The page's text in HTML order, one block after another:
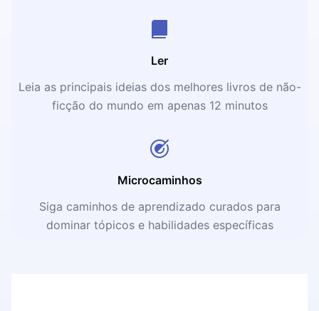
Ler
Leia as principais ideias dos melhores livros de não-
ficção do mundo em apenas 12 minutos
Microcaminhos
Siga caminhos de aprendizado curados para
dominar tópicos e habilidades específicas